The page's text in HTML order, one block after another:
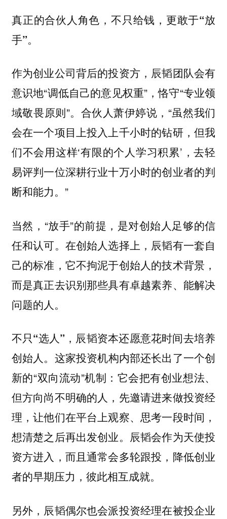
真正的合伙人角色，不只给钱，更敢于“放
手”。
作为创业公司背后的投资方，辰韬团队会有
意识地“调低自己的意见权重”，恪守“专业领
域敬畏原则”。 合伙人萧伊婷说， “虽然我们
会在一个项目上投入上千小时的钻研，但我
们不会用这样‘有限的个人学习积累’，去轻
易评判一位深耕行业十万小时的创业者的判
断和能力。”
当然，“放手”的前提，是对创始人足够的信
任和认可。在创始人选择上，辰韬有一套自
己的标准，它不拘泥于创始人的技术背景，
而是真正去识别那些具有卓越素养、能解决
问题的人。
不只“选人”，辰韬资本还愿意花时间去培养
创始人。 这家投资机构内部还长出了一个创
新的“双向流动”机制：它会把有创业想法、
但方向尚不明确的人，先邀请进来做投资经
理，让他们在平台上观察、思考一段时间，
想清楚之后再出发创业。辰韬会作为天使投
资方进入，而且通常会多轮跟投，降低创业
者的早期压力，彼此相互成就。
另外，辰韬偶尔也会派投资经理在被投企业